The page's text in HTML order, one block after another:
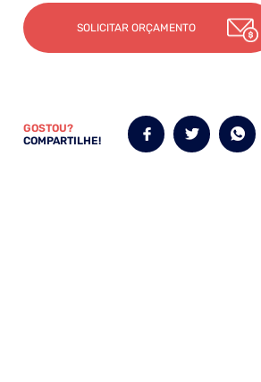
SOLICITAR ORÇAMENTO
GOSTOU?
COMPARTILHE!